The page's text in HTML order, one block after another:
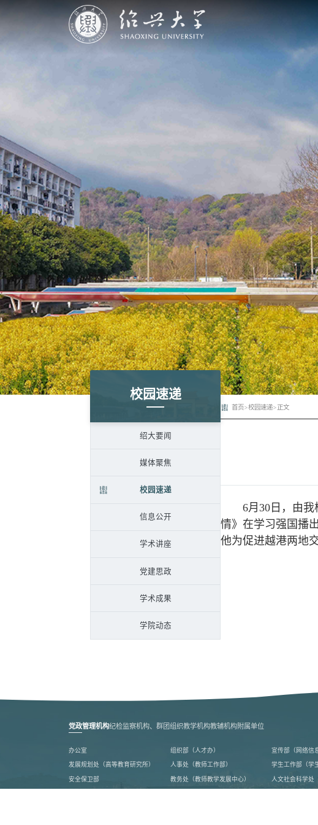
校园速递
绍大要闻
媒体聚焦
校园速递
信息公开
学术讲座
党建思政
学术成果
学院动态
首页>校园速递>正文
6月30日，由
情》在学习强国播
他为促进越港两地
党政管理机构纪检监察机构、群团组织教学机构教辅机构附属单位
办公室 组织部（人才办）
发展规划处（高等教育研究所） 人事处（教师工作部） 学生工作部（学
安全保卫部 教务处（教师教学发展中心）